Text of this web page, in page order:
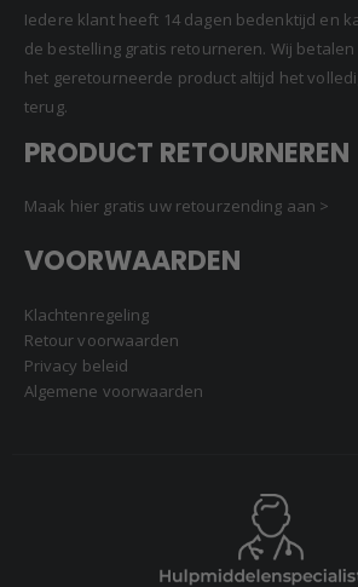
Iedere klant heeft 14 dagen bedenktijd en
de bestelling gratis retourneren. Wij
het geretourneerde product altijd het
terug.
PRODUCT RETOURNEREN
Maak hier gratis uw retourzending aan >
VOORWAARDEN
Klachtenregeling
Retour voorwaarden
Privacy beleid
Algemene voorwaarden